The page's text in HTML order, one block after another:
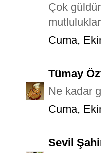
Çok
Cuma,
Tümay
Ne kadar
Cuma,
Sevil